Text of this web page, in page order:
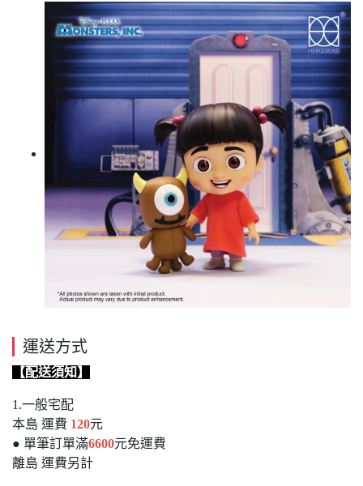
運送方式
【配送須知】
1.一般宅配
本島 運費 120元
● 單筆訂單滿6600元免運費
離島 運費另計